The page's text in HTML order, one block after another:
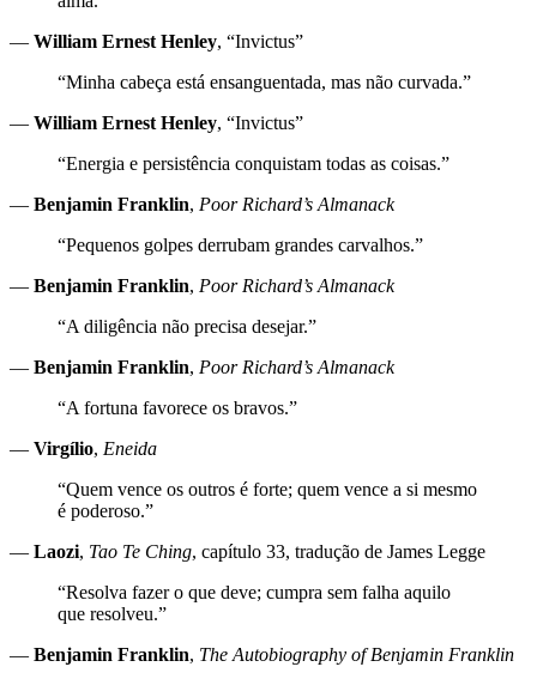
— William Ernest Henley, “Invictus”
“Minha cabeça está ensanguentada, mas não curvada.”
— William Ernest Henley, “Invictus”
“Energia e persistência conquistam todas as coisas.”
— Benjamin Franklin, Poor Richard’s Almanack
“Pequenos golpes derrubam grandes carvalhos.”
— Benjamin Franklin, Poor Richard’s Almanack
“A diligência não precisa desejar.”
— Benjamin Franklin, Poor Richard’s Almanack
“A fortuna favorece os bravos.”
— Virgílio, Eneida
“Quem vence os outros é forte; quem vence a si mesmo
é poderoso.”
— Laozi, Tao Te Ching, capítulo 33, tradução de James Legge
“Resolva fazer o que deve; cumpra sem falha aquilo
que resolveu.”
— Benjamin Franklin, The Autobiography of Benjamin Franklin